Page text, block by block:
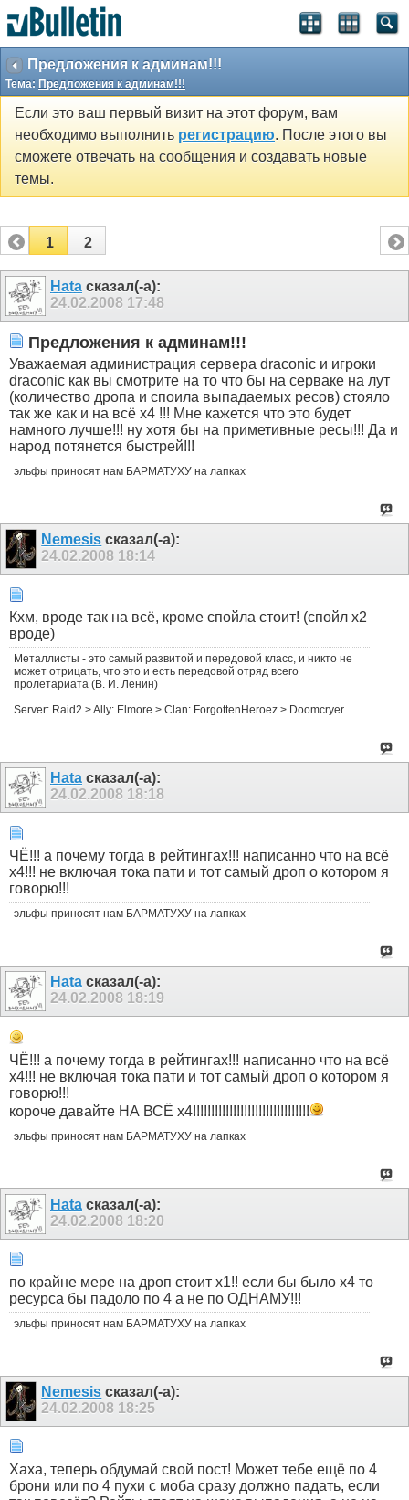
Предложения к админам!!!
Тема: Предложения к админам!!!
Если это ваш первый визит на этот форум, вам
необходимо выполнить регистрацию. После этого вы
сможете отвечать на сообщения и создавать новые
темы.
1 2
Hata сказал(-а):
24.02.2008 17:48
Предложения к админам!!!
Уважаемая администрация сервера draconic и игроки
draconic как вы смотрите на то что бы на серваке на лут
(количество дропа и споила выпадаемых ресов) стояло
так же как и на всё х4 !!! Мне кажется что это будет
намного лучше!!! ну хотя бы на приметивные ресы!!! Да и
народ потянется быстрей!!!
эльфы приносят нам БАРМАТУХУ на лапках
Nemesis сказал(-а):
24.02.2008 18:14
Кхм, вроде так на всё, кроме спойла стоит! (спойл х2
вроде)
Металлисты - это самый развитой и передовой класс, и никто не
может отрицать, что это и есть передовой отряд всего
пролетариата (В. И. Ленин)
Server: Raid2 > Ally: Elmore > Clan: ForgottenHeroez > Doomcryer
Hata сказал(-а):
24.02.2008 18:18
ЧЁ!!! а почему тогда в рейтингах!!! написанно что на всё
х4!!! не включая тока пати и тот самый дроп о котором я
говорю!!!
эльфы приносят нам БАРМАТУХУ на лапках
Hata сказал(-а):
24.02.2008 18:19
ЧЁ!!! а почему тогда в рейтингах!!! написанно что на всё
х4!!! не включая тока пати и тот самый дроп о котором я
говорю!!!
короче давайте НА ВСЁ х4!!!!!!!!!!!!!!!!!!!!!!!!!!!!!!!!
эльфы приносят нам БАРМАТУХУ на лапках
Hata сказал(-а):
24.02.2008 18:20
по крайне мере на дроп стоит х1!! если бы было х4 то
ресурса бы падоло по 4 а не по ОДНАМУ!!!
эльфы приносят нам БАРМАТУХУ на лапках
Nemesis сказал(-а):
24.02.2008 18:25
Хаха, теперь обдумай свой пост! Может тебе ещё по 4
брони или по 4 пухи с моба сразу должно падать, если